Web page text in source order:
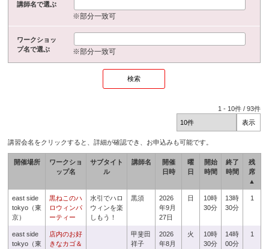
講師名で選ぶ
※部分一致可
ワークショッ
プ名で選ぶ
※部分一致可
1 - 10件 /93件
講習会名をクリックすると、詳細が確認でき、お申込みも可能です。
開催場所
ワークショ
ップ名
サブタイト
ル
講師名
開催
日時
曜
日
開始
時間
終了
時間
残
席
▲
east side
tokyo（東
京）
黒ねこのハ
ロウィンパ
ーティー
水引でハロ
ウィンを楽
しもう！
黒須
2026
年9月
27日
日
10時
30分
13時
30分
1
east side
tokyo（東
店内のお好
きなカゴ＆
甲斐田
祥子
2026
年8月
火
10時
30分
14時
00分
1